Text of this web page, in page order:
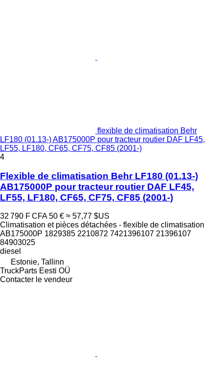
flexible de climatisation Behr
LF180 (01.13-) AB175000P pour tracteur routier DAF LF45,
LF55, LF180, CF65, CF75, CF85 (2001-)
4
Flexible de climatisation Behr LF180 (01.13-)
AB175000P pour tracteur routier DAF LF45,
LF55, LF180, CF65, CF75, CF85 (2001-)
32 790 F CFA 50 € ≈ 57,77 $US
Climatisation et pièces détachées - flexible de climatisation
AB175000P 1829385 2210872 7421396107 21396107
84903025
diesel
Estonie, Tallinn
TruckParts Eesti OÜ
Contacter le vendeur